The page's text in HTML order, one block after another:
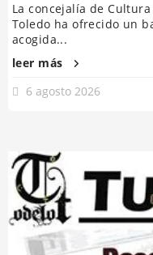
La concejalía de
Toledo ha ofrecido un
acogida...
leer más
6 agosto 2026